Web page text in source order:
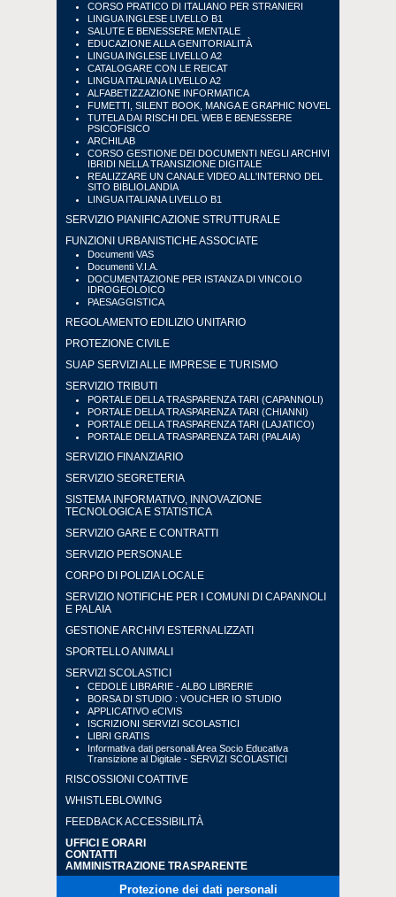
CORSO PRATICO DI ITALIANO PER STRANIERI
LINGUA INGLESE LIVELLO B1
SALUTE E BENESSERE MENTALE
EDUCAZIONE ALLA GENITORIALITÀ
LINGUA INGLESE LIVELLO A2
CATALOGARE CON LE REICAT
LINGUA ITALIANA LIVELLO A2
ALFABETIZZAZIONE INFORMATICA
FUMETTI, SILENT BOOK, MANGA E GRAPHIC NOVEL
TUTELA DAI RISCHI DEL WEB E BENESSERE
PSICOFISICO
ARCHILAB
CORSO GESTIONE DEI DOCUMENTI NEGLI ARCHIVI
IBRIDI NELLA TRANSIZIONE DIGITALE
REALIZZARE UN CANALE VIDEO ALL'INTERNO DEL
SITO BIBLIOLANDIA
LINGUA ITALIANA LIVELLO B1
SERVIZIO PIANIFICAZIONE STRUTTURALE
FUNZIONI URBANISTICHE ASSOCIATE
Documenti VAS
Documenti V.I.A.
DOCUMENTAZIONE PER ISTANZA DI VINCOLO
IDROGEOLOICO
PAESAGGISTICA
REGOLAMENTO EDILIZIO UNITARIO
PROTEZIONE CIVILE
SUAP SERVIZI ALLE IMPRESE E TURISMO
SERVIZIO TRIBUTI
PORTALE DELLA TRASPARENZA TARI (CAPANNOLI)
PORTALE DELLA TRASPARENZA TARI (CHIANNI)
PORTALE DELLA TRASPARENZA TARI (LAJATICO)
PORTALE DELLA TRASPARENZA TARI (PALAIA)
SERVIZIO FINANZIARIO
SERVIZIO SEGRETERIA
SISTEMA INFORMATIVO, INNOVAZIONE
TECNOLOGICA E STATISTICA
SERVIZIO GARE E CONTRATTI
SERVIZIO PERSONALE
CORPO DI POLIZIA LOCALE
SERVIZIO NOTIFICHE PER I COMUNI DI CAPANNOLI
E PALAIA
GESTIONE ARCHIVI ESTERNALIZZATI
SPORTELLO ANIMALI
SERVIZI SCOLASTICI
CEDOLE LIBRARIE - ALBO LIBRERIE
BORSA DI STUDIO : VOUCHER IO STUDIO
APPLICATIVO eCIVIS
ISCRIZIONI SERVIZI SCOLASTICI
LIBRI GRATIS
Informativa dati personali Area Socio Educativa
Transizione al Digitale - SERVIZI SCOLASTICI
RISCOSSIONI COATTIVE
WHISTLEBLOWING
FEEDBACK ACCESSIBILITÀ
UFFICI E ORARI
CONTATTI
AMMINISTRAZIONE TRASPARENTE
Protezione dei dati personali